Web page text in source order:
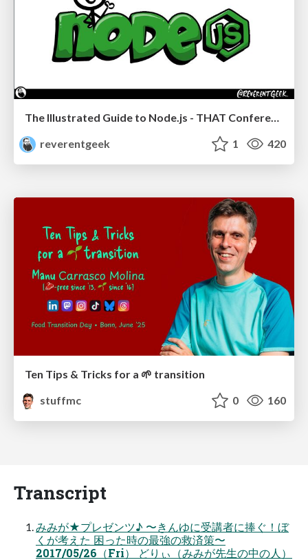
The Illustrated Guide to Node.js - THAT Conference 2024
reverentgeek
1 420
Ten Tips & Tricks for a 🌱 transition
stuffmc
0 160
Transcript
みみが★プレゼンツ♪ 〜きんゆに受講者に捧ぐ！ぼ
くが考えた 困った時の最強の救済策〜
2017/05/26（Fri） どりぃ（みみが先生の中の人）